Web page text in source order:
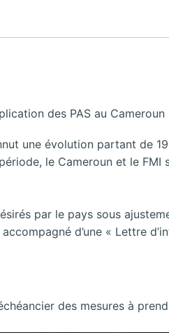
des PAS au Cameroun
une évolution partant de
le Cameroun et le
par le pays sous
d’une « Lettre
des mesures à